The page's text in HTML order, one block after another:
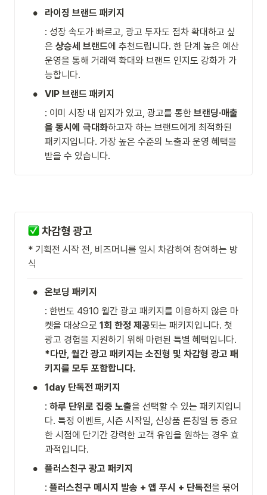
•
라이징 브랜드 패키지
: 성장 속도가 빠르고, 광고 투자도 점차 확대하고 싶
은 상승세 브랜드에 추천드립니다. 한 단계 높은 예산
운영을 통해 거래액 확대와 브랜드 인지도 강화가 가
능합니다.
•
VIP 브랜드 패키지
: 이미 시장 내 입지가 있고, 광고를 통한 브랜딩·매출
을 동시에 극대화하고자 하는 브랜드에게 최적화된
패키지입니다. 가장 높은 수준의 노출과 운영 혜택을
받을 수 있습니다.
차감형 광고
* 기획전 시작 전, 비즈머니를 일시 차감하여 참여하는 방
식
•
온보딩 패키지
: 한번도 4910 월간 광고 패키지를 이용하지 않은 마
켓을 대상으로 1회 한정 제공되는 패키지입니다. 첫
*다만, 월간 광고 패키지는 소진형 및 차감형 광고 패
키지를 모두 포함합니다.
•
1day 단독전 패키지
: 하루 단위로 집중 노출을 선택할 수 있는 패키지입니
다. 특정 이벤트, 시즌 시작일, 신상품 론칭일 등 중요
한 시점에 단기간 강력한 고객 유입을 원하는 경우 효
과적입니다.
•
플러스친구 광고 패키지
: 플러스친구 메시지 발송 + 앱 푸시 + 단독전을 묶어